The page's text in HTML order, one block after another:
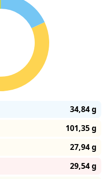
34,84 g
101,35 g
27,94 g
29,54 g